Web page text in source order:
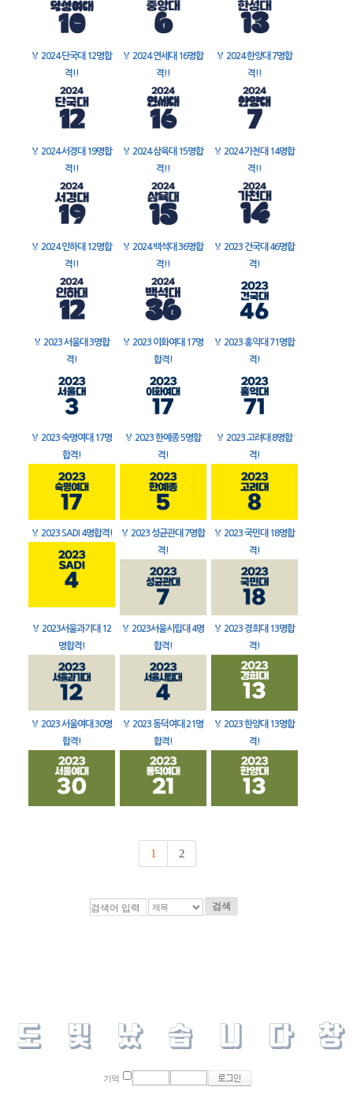
🏅 2024 단국대 12명합
격!!
🏅 2024 연세대 16명합
격!!
🏅 2024 한양대 7명합
격!!
🏅 2024 서경대 19명합
격!!
🏅 2024 삼육대 15명합
격!!
🏅 2024 가천대 14명합
격!!
🏅 2024 인하대 12명합
격!!
🏅 2024 백석대 36명합
격!!
🏅 2023 건국대 46명합
격!
🏅 2023 서울대 3명합
격!
🏅 2023 이화여대 17명
합격!
🏅 2023 홍익대 71명합
격!
🏅 2023 숙명여대 17명
합격!
🏅 2023 한예종 5명합
격!
🏅 2023 고려대 8명합
격!
🏅 2023 SADI 4명합격! 🏅 2023 성균관대 7명합
격!
🏅 2023 국민대 18명합
격!
🏅 2023서울과기대 12
명합격!
🏅 2023서울시립대 4명
합격!
🏅 2023 경희대 13명합
격!
🏅 2023 서울여대 30명
합격!
🏅 2023 동덕여대 21명
합격!
🏅 2023 한양대 13명합
격!
1 2
검색
기억